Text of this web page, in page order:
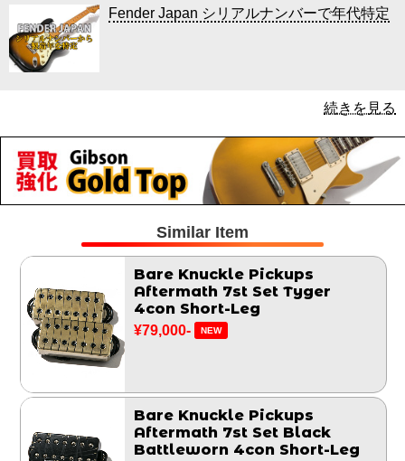
Fender Japan シリアルナンバーで年代特定
続きを見る
Similar Item
Bare Knuckle Pickups
Aftermath 7st Set Tyger
4con Short-Leg
¥79,000- NEW
Bare Knuckle Pickups
Aftermath 7st Set Black
Battleworn 4con Short-Leg